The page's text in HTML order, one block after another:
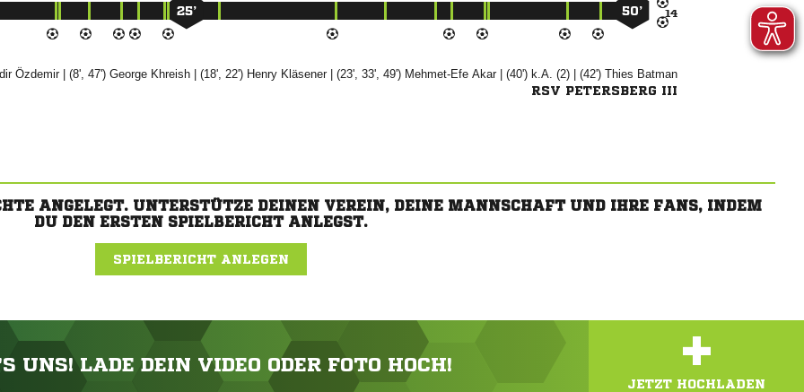

25’ 50’
| (8', 47')  | (18', 22')  | (23', 33', 49')  | (40') k.A. (2) | (42') 
RSV PETERSBERG III
ANGELEGT. UNTERSTÜTZE DEINEN VEREIN, DEINE MANNSCHAFT UND IHRE FANS, INDEM
DU DEN ERSTEN SPIELBERICHT ANLEGST.
SPIELBERICHT ANLEGEN
UNS! LADE DEIN VIDEO ODER FOTO HOCH! +
JETZT HOCHLADEN